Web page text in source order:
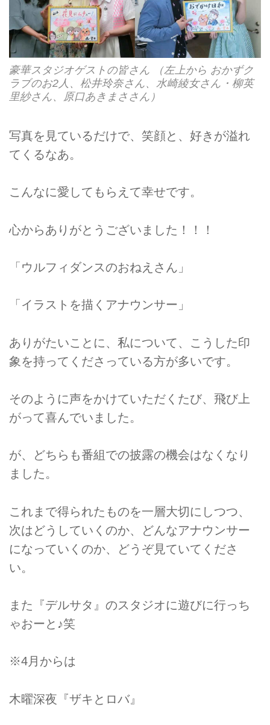
豪華スタジオゲストの皆さん （左上から おかずク
ラブのお2人、松井玲奈さん、水崎綾女さん・柳英
里紗さん、原口あきまささん）
写真を見ているだけで、笑顔と、好きが溢れ
てくるなあ。
こんなに愛してもらえて幸せです。
心からありがとうございました！！！
「ウルフィダンスのおねえさん」
「イラストを描くアナウンサー」
ありがたいことに、私について、こうした印
象を持ってくださっている方が多いです。
そのように声をかけていただくたび、飛び上
がって喜んでいました。
が、どちらも番組での披露の機会はなくなり
ました。
これまで得られたものを一層大切にしつつ、
次はどうしていくのか、どんなアナウンサー
になっていくのか、どうぞ見ていてくださ
い。
また『デルサタ』のスタジオに遊びに行っち
ゃおーと♪笑
※4月からは
木曜深夜『ザキとロバ』